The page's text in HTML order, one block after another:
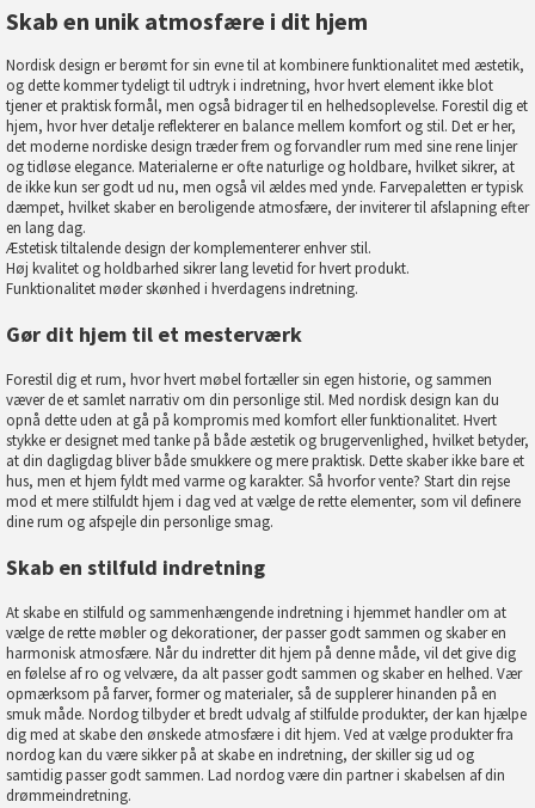
Skab en unik atmosfære i dit hjem
Nordisk design er berømt for sin evne til at kombinere funktionalitet med æstetik,
og dette kommer tydeligt til udtryk i indretning, hvor hvert element ikke blot
tjener et praktisk formål, men også bidrager til en helhedsoplevelse. Forestil dig et
hjem, hvor hver detalje reflekterer en balance mellem komfort og stil. Det er her,
det moderne nordiske design træder frem og forvandler rum med sine rene linjer
og tidløse elegance. Materialerne er ofte naturlige og holdbare, hvilket sikrer, at
de ikke kun ser godt ud nu, men også vil ældes med ynde. Farvepaletten er typisk
dæmpet, hvilket skaber en beroligende atmosfære, der inviterer til afslapning efter
en lang dag.
Æstetisk tiltalende design der komplementerer enhver stil.
Høj kvalitet og holdbarhed sikrer lang levetid for hvert produkt.
Funktionalitet møder skønhed i hverdagens indretning.
Gør dit hjem til et mesterværk
Forestil dig et rum, hvor hvert møbel fortæller sin egen historie, og sammen
væver de et samlet narrativ om din personlige stil. Med nordisk design kan du
opnå dette uden at gå på kompromis med komfort eller funktionalitet. Hvert
stykke er designet med tanke på både æstetik og brugervenlighed, hvilket betyder,
at din dagligdag bliver både smukkere og mere praktisk. Dette skaber ikke bare et
hus, men et hjem fyldt med varme og karakter. Så hvorfor vente? Start din rejse
mod et mere stilfuldt hjem i dag ved at vælge de rette elementer, som vil definere
dine rum og afspejle din personlige smag.
Skab en stilfuld indretning
At skabe en stilfuld og sammenhængende indretning i hjemmet handler om at
vælge de rette møbler og dekorationer, der passer godt sammen og skaber en
harmonisk atmosfære. Når du indretter dit hjem på denne måde, vil det give dig
en følelse af ro og velvære, da alt passer godt sammen og skaber en helhed. Vær
opmærksom på farver, former og materialer, så de supplerer hinanden på en
smuk måde. Nordog tilbyder et bredt udvalg af stilfulde produkter, der kan hjælpe
dig med at skabe den ønskede atmosfære i dit hjem. Ved at vælge produkter fra
nordog kan du være sikker på at skabe en indretning, der skiller sig ud og
samtidig passer godt sammen. Lad nordog være din partner i skabelsen af din
drømmeindretning.